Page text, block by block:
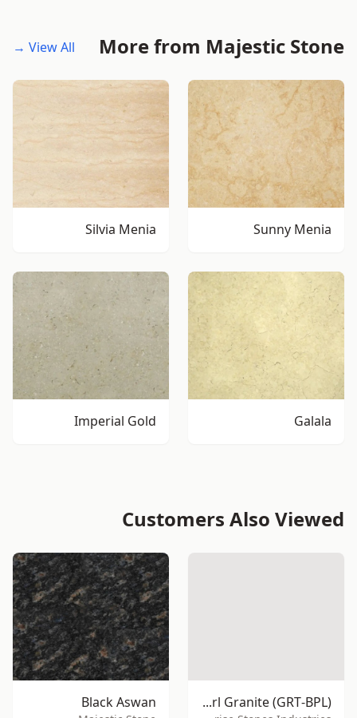
More from Majestic Stone
View All →
Sunny Menia
Silvia Menia
Galala
Imperial Gold
Customers Also Viewed
Black Pearl Granite (GRT-BPL)
Black Aswan